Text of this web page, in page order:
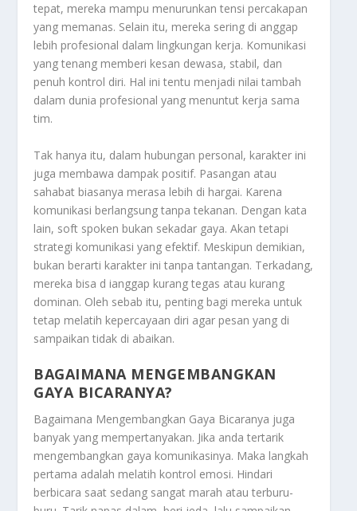
tepat, mereka mampu menurunkan tensi percakapan
yang memanas. Selain itu, mereka sering di anggap
lebih profesional dalam lingkungan kerja. Komunikasi
yang tenang memberi kesan dewasa, stabil, dan
penuh kontrol diri. Hal ini tentu menjadi nilai tambah
dalam dunia profesional yang menuntut kerja sama
tim.
Tak hanya itu, dalam hubungan personal, karakter ini
juga membawa dampak positif. Pasangan atau
sahabat biasanya merasa lebih di hargai. Karena
komunikasi berlangsung tanpa tekanan. Dengan kata
lain, soft spoken bukan sekadar gaya. Akan tetapi
strategi komunikasi yang efektif. Meskipun demikian,
bukan berarti karakter ini tanpa tantangan. Terkadang,
mereka bisa d ianggap kurang tegas atau kurang
dominan. Oleh sebab itu, penting bagi mereka untuk
tetap melatih kepercayaan diri agar pesan yang di
sampaikan tidak di abaikan.
BAGAIMANA MENGEMBANGKAN
GAYA BICARANYA?
Bagaimana Mengembangkan Gaya Bicaranya juga
banyak yang mempertanyakan. Jika anda tertarik
mengembangkan gaya komunikasinya. Maka langkah
pertama adalah melatih kontrol emosi. Hindari
berbicara saat sedang sangat marah atau terburu-